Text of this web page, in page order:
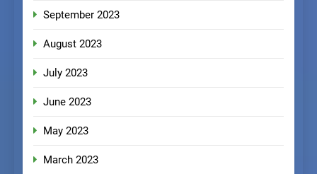
September 2023
August 2023
July 2023
June 2023
May 2023
March 2023